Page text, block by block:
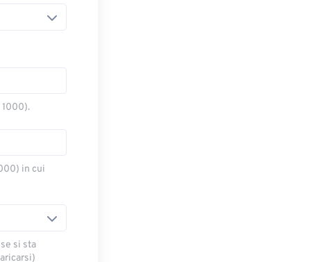
in cui
si sta